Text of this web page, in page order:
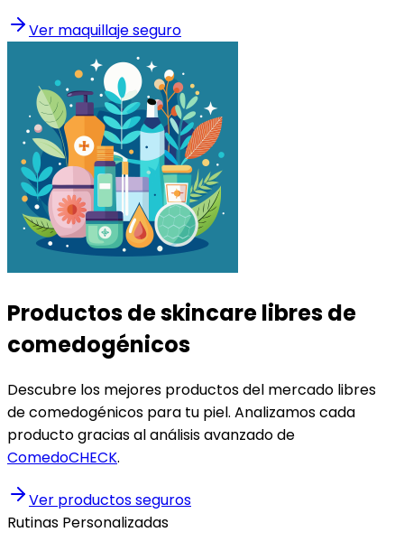
Ver maquillaje seguro
Productos de skincare libres de
comedogénicos
Descubre los mejores productos del mercado libres
de comedogénicos para tu piel. Analizamos cada
producto gracias al análisis avanzado de
ComedoCHECK.
Ver productos seguros
Rutinas Personalizadas